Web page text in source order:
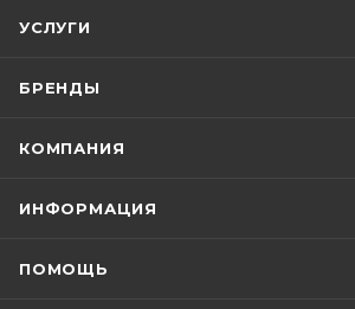
УСЛУГИ
БРЕНДЫ
КОМПАНИЯ
ИНФОРМАЦИЯ
ПОМОЩЬ